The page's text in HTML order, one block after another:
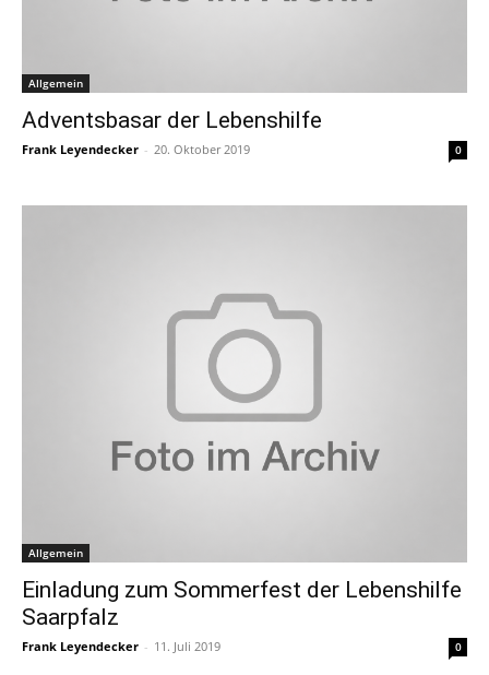
Allgemein
Adventsbasar der Lebenshilfe
Frank Leyendecker - 20. Oktober 2019 0
Allgemein
Einladung zum Sommerfest der Lebenshilfe
Saarpfalz
Frank Leyendecker - 11. Juli 2019 0